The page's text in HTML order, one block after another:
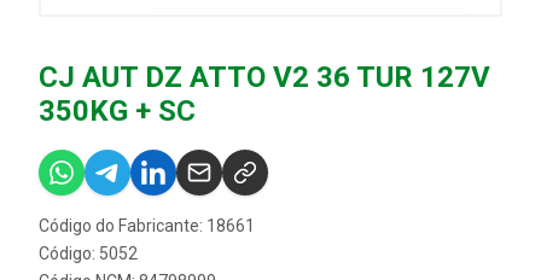
CJ AUT DZ ATTO V2 36 TUR 127V
350KG + SC
Código do Fabricante: 18661
Código: 5052